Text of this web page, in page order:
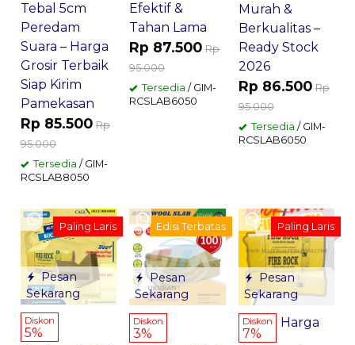
Tebal 5cm
Peredam
Suara – Harga
Grosir Terbaik
Siap Kirim
Pamekasan
Rp 85.500 Rp
95.000
Tersedia / GIM-
RCSLAB8050
Efektif &
Tahan Lama
Rp 87.500 Rp
95.000
Tersedia / GIM-
RCSLAB6050
Murah &
Berkualitas –
Ready Stock
2026
Rp 86.500 Rp
95.000
Tersedia / GIM-
RCSLAB6050
Pesan
Sekarang
Paling Laris
Diskon
5%
Pesan
Sekarang
Edisi Terbatas
Diskon
3%
Pesan
Sekarang
Paling Laris
Diskon
7%
Harga